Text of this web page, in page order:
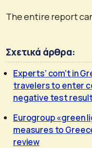
The entire report
Σχετικά άρθρα:
Experts’ com’t in
travelers to enter
negative test
Eurogroup «green
measures to
review